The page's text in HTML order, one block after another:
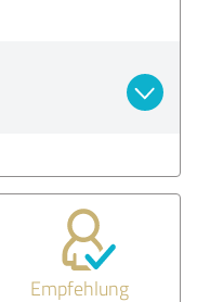
Empfehlung